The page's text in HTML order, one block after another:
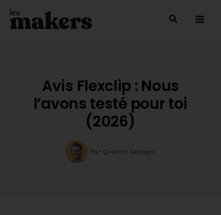
Aller
Avis Flexclip : Nous
l’avons testé pour toi
(2026)
Par Quentin Georges